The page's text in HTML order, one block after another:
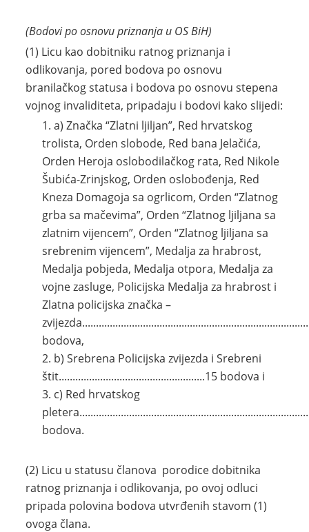
(Bodovi po osnovu priznanja u OS BiH)
(1) Licu kao dobitniku ratnog priznanja i
odlikovanja, pored bodova po osnovu
branilačkog statusa i bodova po osnovu stepena
vojnog invaliditeta, pripadaju i bodovi kako slijedi:
a) Značka “Zlatni ljiljan”, Red hrvatskog
trolista, Orden slobode, Red bana Jelačića,
Orden Heroja oslobodilačkog rata, Red Nikole
Šubića-Zrinjskog, Orden oslobođenja, Red
Kneza Domagoja sa ogrlicom, Orden “Zlatnog
grba sa mačevima”, Orden “Zlatnog ljiljana sa
zlatnim vijencem”, Orden “Zlatnog ljiljana sa
srebrenim vijencem”, Medalja za hrabrost,
Medalja pobjeda, Medalja otpora, Medalja za
vojne zasluge, Policijska Medalja za hrabrost i
Zlatna policijska značka –
bodova,
b) Srebrena Policijska zvijezda i Srebreni
štit.....................................................15 bodova i
c) Red hrvatskog
bodova.
(2) Licu u statusu članova porodice dobitnika
ratnog priznanja i odlikovanja, po ovoj odluci
pripada polovina bodova utvrđenih stavom (1)
ovoga člana.